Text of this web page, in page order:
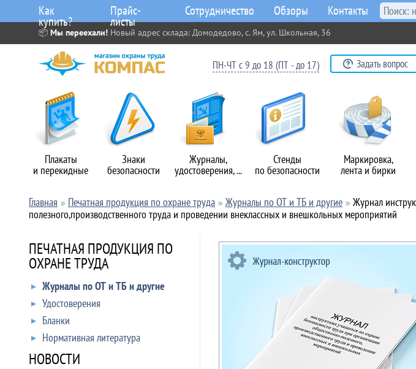
📦 Мы переехали! Новый адрес склада: Домодедово, с. Ям, ул. Школьная, 36
Плакаты
и перекидные
Знаки
безопасности
Журналы,
удостоверения, ...
Стенды
по безопасности
Маркировка,
лента и бирки
Как
купить?
Прайс-
листы
Сотрудничество Обзоры Контакты
ПН-ЧТ с 9 до 18 (ПТ - до 17) Задать вопрос
Главная Печатная продукция по охране труда Журналы по ОТ и ТБ и другие
Журнал
полезного,производственного труда и проведении внеклассных и внешкольных мероприятий
ПЕЧАТНАЯ ПРОДУКЦИЯ ПО
ОХРАНЕ ТРУДА
Журналы по ОТ и ТБ и другие
Удостоверения
Бланки
Нормативная литература
НОВОСТИ